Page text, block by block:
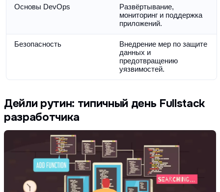
Основы DevOps
Развёртывание,
мониторинг и поддержка
приложений.
Безопасность
Внедрение мер по защите
данных и
предотвращению
уязвимостей.
Дейли рутин: типичный день Fullstack
разработчика